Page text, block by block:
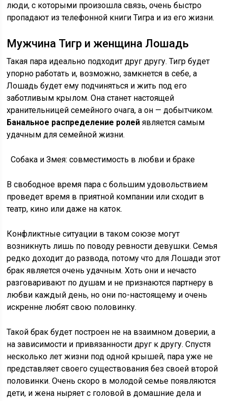
люди, с которыми произошла связь, очень быстро
пропадают из телефонной книги Тигра и из его жизни.
Мужчина Тигр и женщина Лошадь
Такая пара идеально подходит друг другу. Тигр будет
упорно работать и, возможно, замкнется в себе, а
Лошадь будет ему подчиняться и жить под его
заботливым крылом. Она станет настоящей
хранительницей семейного очага, а он — добытчиком.
Банальное распределение ролей является самым
удачным для семейной жизни.
Собака и Змея: совместимость в любви и браке
В свободное время пара с большим удовольствием
проведет время в приятной компании или сходит в
театр, кино или даже на каток.
Конфликтные ситуации в таком союзе могут
возникнуть лишь по поводу ревности девушки. Семья
редко доходит до развода, потому что для Лошади этот
брак является очень удачным. Хоть они и нечасто
разговаривают по душам и не признаются партнеру в
любви каждый день, но они по-настоящему и очень
искренне любят свою половинку.
Такой брак будет построен не на взаимном доверии, а
на зависимости и привязанности друг к другу. Спустя
несколько лет жизни под одной крышей, пара уже не
представляет своего существования без своей второй
половинки. Очень скоро в молодой семье появляются
дети, и жена ныряет с головой в домашние дела и